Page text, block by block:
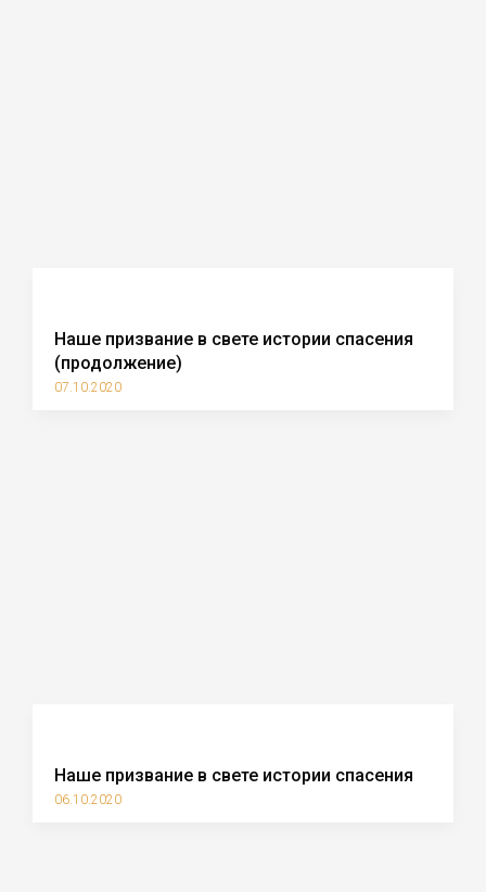
Наше призвание в свете истории спасения
(продолжение)
07.10.2020
Наше призвание в свете истории спасения
06.10.2020